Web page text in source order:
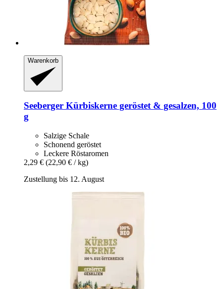
Warenkorb
Seeberger Kürbiskerne geröstet & gesalzen, 100
g
Salzige Schale
Schonend geröstet
Leckere Röstaromen
2,29 € (22,90 € / kg)
Zustellung bis 12. August